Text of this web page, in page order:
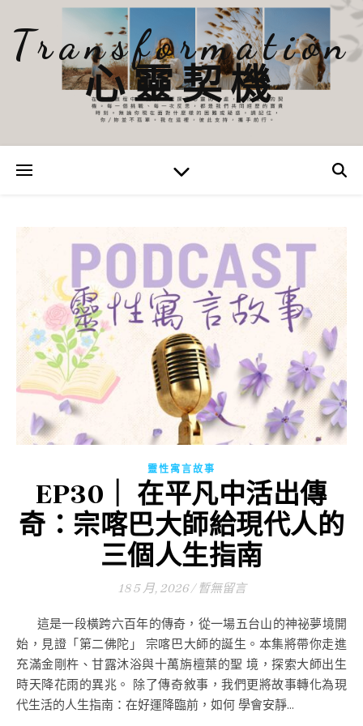
Transformation
心靈契機
靈性寓言故事
EP30｜ 在平凡中活出傳
奇：宗喀巴大師給現代人的
三個人生指南
18 5 月, 2026 / 暫無留言
這是一段橫跨六百年的傳奇，從一場五台山的神祕夢境開
始，見證「第二佛陀」 宗喀巴大師的誕生。本集將帶你走進
充滿金剛杵、甘露沐浴與十萬旃檀葉的聖 境，探索大師出生
時天降花雨的異兆。 除了傳奇敘事，我們更將故事轉化為現
代生活的人生指南：在好運降臨前，如何 學會安靜...